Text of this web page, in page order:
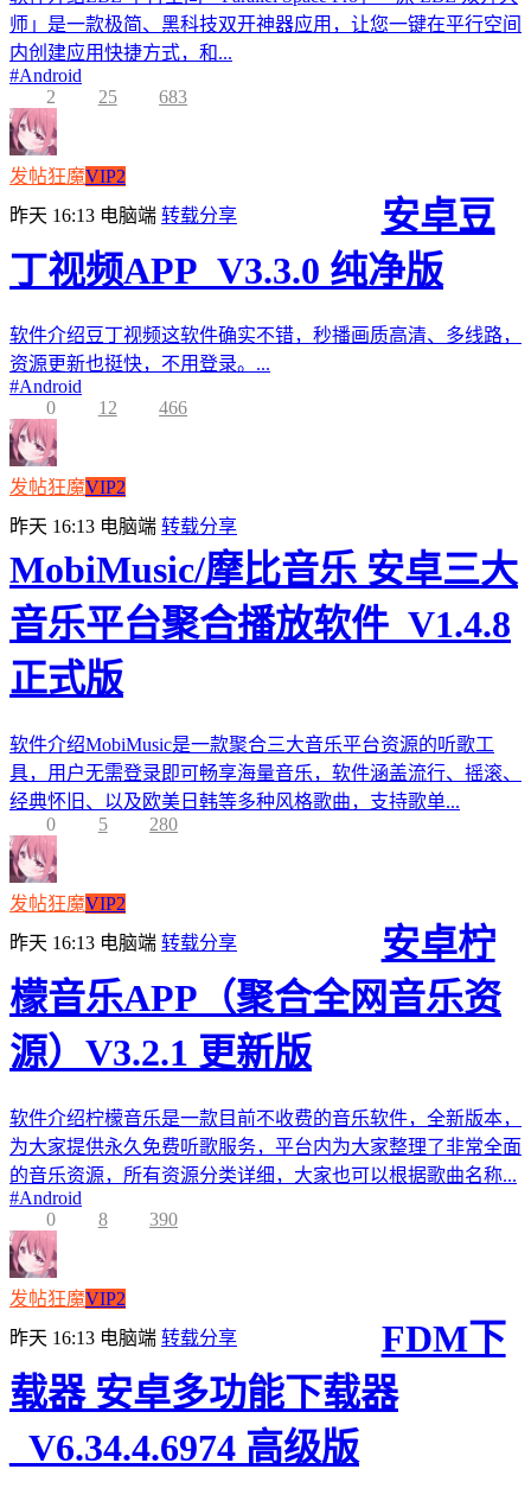
师」是一款极简、黑科技双开神器应用，让您一键在平行空间
内创建应用快捷方式，和...
#Android
2
25 683
发帖狂魔VIP2
昨天 16:13 电脑端 转载分享
安卓豆
丁视频APP_V3.3.0 纯净版
软件介绍豆丁视频这软件确实不错，秒播画质高清、多线路，
资源更新也挺快，不用登录。...
#Android
0
12 466
发帖狂魔VIP2
昨天 16:13 电脑端 转载分享
MobiMusic/摩比音乐 安卓三大
音乐平台聚合播放软件_V1.4.8
正式版
软件介绍MobiMusic是一款聚合三大音乐平台资源的听歌工
具，用户无需登录即可畅享海量音乐，软件涵盖流行、摇滚、
经典怀旧、以及欧美日韩等多种风格歌曲，支持歌单...
0
5 280
发帖狂魔VIP2
昨天 16:13 电脑端 转载分享
安卓柠
檬音乐APP（聚合全网音乐资
源）V3.2.1 更新版
软件介绍柠檬音乐是一款目前不收费的音乐软件，全新版本，
为大家提供永久免费听歌服务，平台内为大家整理了非常全面
的音乐资源，所有资源分类详细，大家也可以根据歌曲名称...
#Android
0
8 390
发帖狂魔VIP2
昨天 16:13 电脑端 转载分享
FDM下
载器 安卓多功能下载器
_V6.34.4.6974 高级版